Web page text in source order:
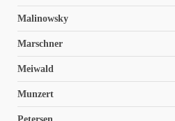
Malinowsky
Marschner
Meiwald
Munzert